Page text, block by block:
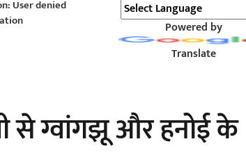
User denied
Powered by
Translate
से ग्वांगझू और हनोई के